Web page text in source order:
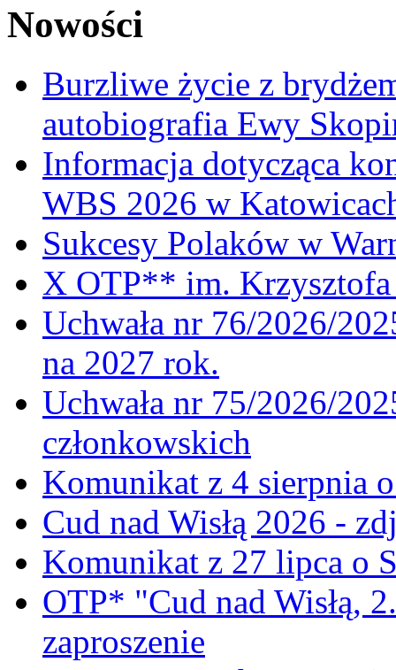
Nowości
Burzliwe życie z
autobiografia Ewy
Informacja dotycząca
WBS 2026 w
Sukcesy Polaków w
X OTP** im. Krzysztofa
Uchwała nr 76/2026/
na 2027 rok.
Uchwała nr 75/2026/
członkowskich
Komunikat z 4 sierpnia
Cud nad Wisłą 2026 -
Komunikat z 27 lipca o
OTP* "Cud nad Wisłą,
zaproszenie